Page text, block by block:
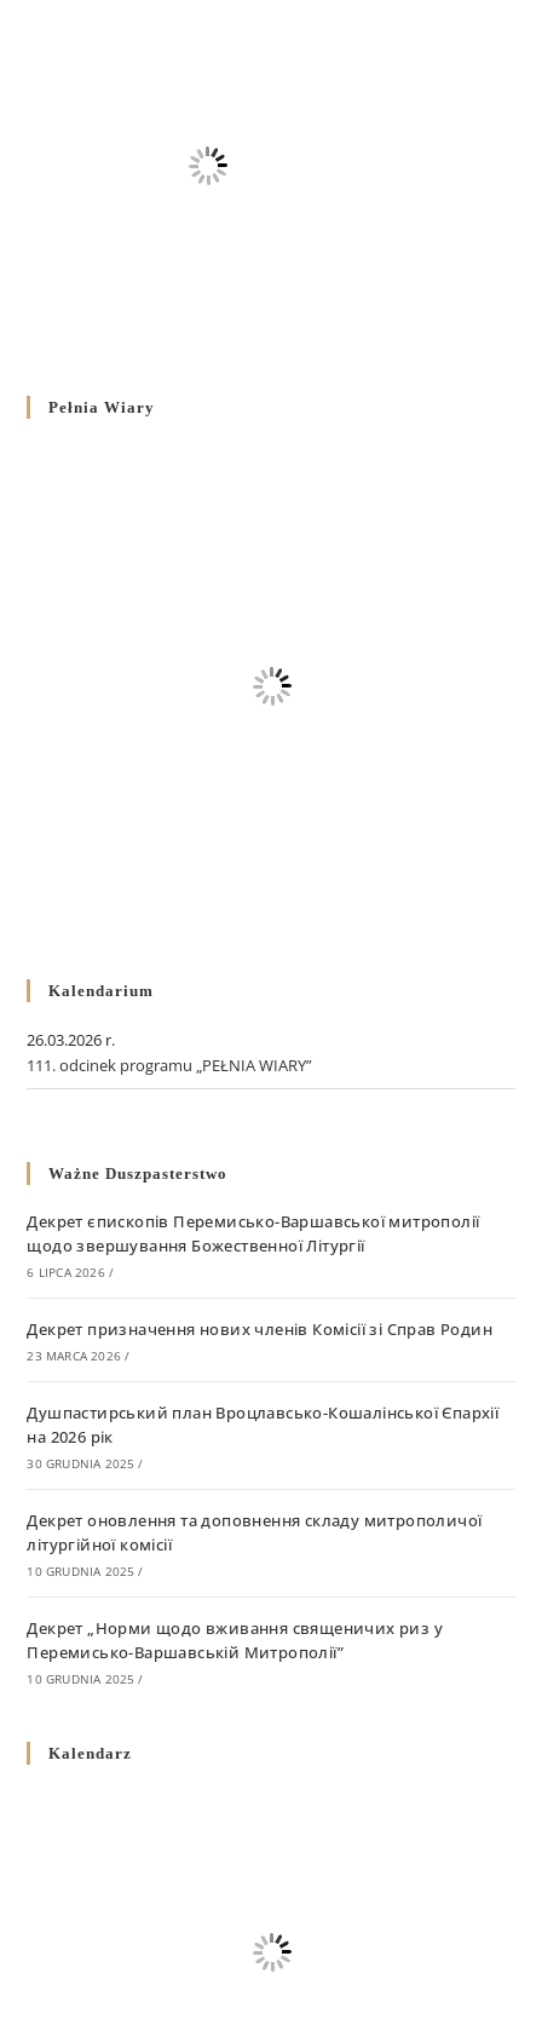
Pełnia Wiary
Kalendarium
26.03.2026 r.
111. odcinek programu „PEŁNIA WIARY”
Ważne Duszpasterstwo
Декрет єпископів Перемисько-Варшавської митрополії
щодо звершування Божественної Літургії
6 LIPCA 2026 /
Декрет призначення нових членів Комісії зі Справ Родин
23 MARCA 2026 /
Душпастирський план Вроцлавсько-Кошалінської Єпархії
на 2026 рік
30 GRUDNIA 2025 /
Декрет оновлення та доповнення складу митрополичої
літургійної комісії
10 GRUDNIA 2025 /
Декрет „Норми щодо вживання священичих риз у
Перемисько-Варшавській Митрополії”
10 GRUDNIA 2025 /
григоріанським календарем
Душпастирський план Вроцлавсько-Кошалінської єпархії
Kalendarz